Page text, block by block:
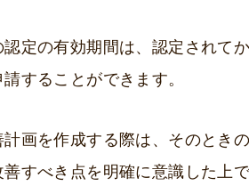
定の有効期間は、認定されて
することができます。
画を作成する際は、そのとき
すべき点を明確に意識した上